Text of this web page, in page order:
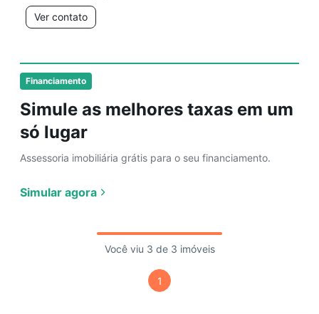
Financiamento
Simule as melhores taxas em um
só lugar
Assessoria imobiliária grátis para o seu financiamento.
Simular agora
Ver contato
Você viu 3 de 3 imóveis
1